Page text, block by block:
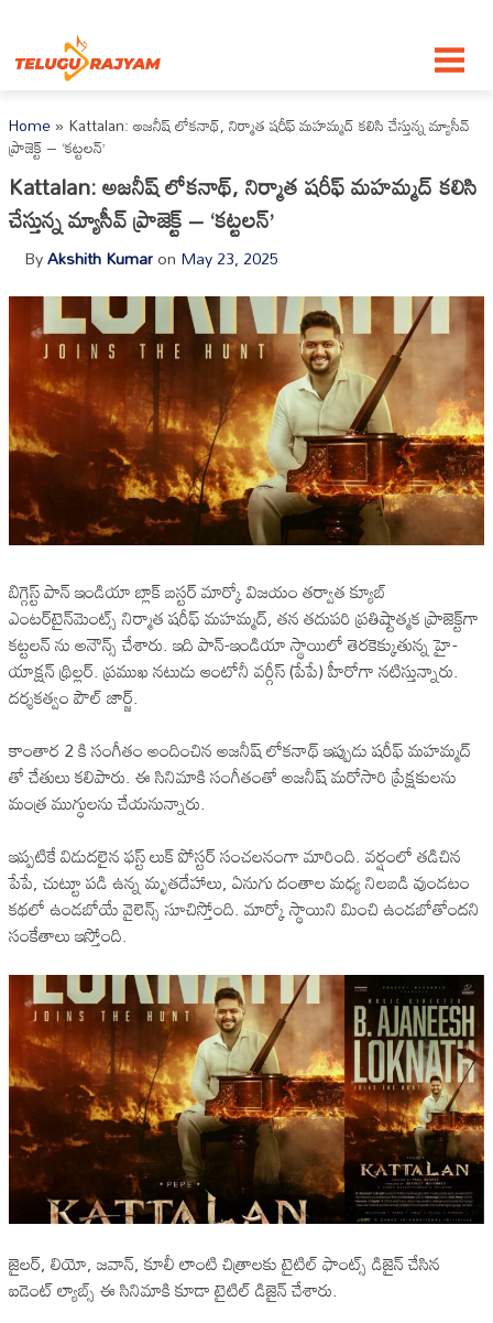
Home»Kattalan: అజనీష్ లోకనాథ్, నిర్మాత షరీఫ్ మహమ్మద్ కలిసి చేస్తున్న మ్యాసీవ్
ప్రాజెక్ట్ – ‘కట్టలన్’
Kattalan: అజనీష్ లోకనాథ్, నిర్మాత షరీఫ్ మహమ్మద్ కలిసి
చేస్తున్న మ్యాసీవ్ ప్రాజెక్ట్ – ‘కట్టలన్’
ByAkshith Kumaron May 23, 2025
బిగ్గెస్ట్ పాన్ ఇండియా బ్లాక్ బస్టర్ మార్కో విజయం తర్వాత క్యూబ్
ఎంటర్‌టైన్‌మెంట్స్ నిర్మాత షరీఫ్ మహమ్మద్, తన తదుపరి ప్రతిష్టాత్మక ప్రాజెక్ట్‌గా
కట్టలన్ ను అనౌన్స్ చేశారు. ఇది పాన్-ఇండియా స్థాయిలో తెరకెక్కుతున్న హై-
యాక్షన్ థ్రిల్లర్. ప్రముఖ నటుడు ఆంటోనీ వర్గీస్ (పేపే) హీరోగా నటిస్తున్నారు.
దర్శకత్వం పౌల్ జార్జ్.
కాంతార 2 కి సంగీతం అందించిన అజనీష్ లోకనాథ్ ఇప్పుడు షరీఫ్ మహమ్మద్
తో చేతులు కలిపారు. ఈ సినిమాకి సంగీతంతో అజనీష్ మరోసారి ప్రేక్షకులను
మంత్ర ముగ్ధులను చేయనున్నారు.
ఇప్పటికే విడుదలైన ఫస్ట్ లుక్ పోస్టర్ సంచలనంగా మారింది. వర్షంలో తడిచిన
పేపే, చుట్టూ పడి ఉన్న మృతదేహాలు, ఏనుగు దంతాల మధ్య నిలబడి వుండటం
కథలో ఉండబోయే వైలెన్స్ సూచిస్తోంది. మార్కో స్థాయిని మించి ఉండబోతోందని
సంకేతాలు ఇస్తోంది.
జైలర్, లియో, జవాన్, కూలీ లాంటి చిత్రాలకు టైటిల్ ఫాంట్స్ డిజైన్ చేసిన
ఐడెంట్ ల్యాబ్స్ ఈ సినిమాకి కూడా టైటిల్ డిజైన్ చేశారు.